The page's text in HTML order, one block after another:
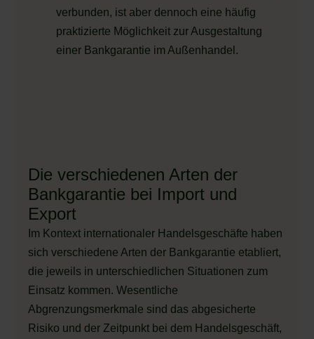
verbunden, ist aber dennoch eine häufig
praktizierte Möglichkeit zur Ausgestaltung
einer Bankgarantie im Außenhandel.
Die verschiedenen Arten der
Bankgarantie bei Import und
Export
Im Kontext internationaler Handelsgeschäfte haben
sich verschiedene Arten der Bankgarantie etabliert,
die jeweils in unterschiedlichen Situationen zum
Einsatz kommen. Wesentliche
Abgrenzungsmerkmale sind das abgesicherte
Risiko und der Zeitpunkt bei dem Handelsgeschäft,